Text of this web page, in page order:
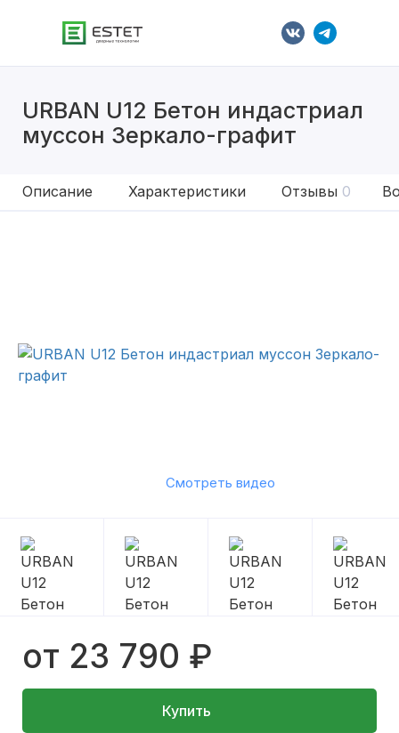
URBAN U12 Бетон индастриал
муссон Зеркало-графит
Описание Характеристики Отзывы 0
Смотреть видео
от 23 790 ₽
Купить